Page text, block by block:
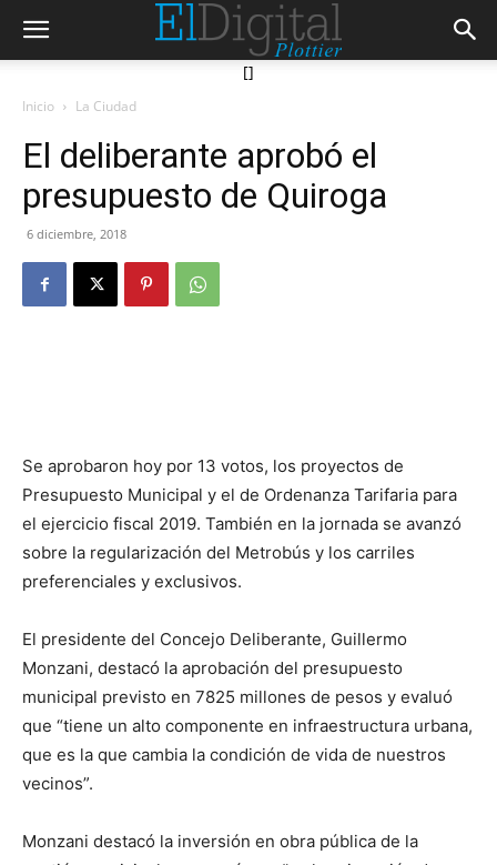
[]
Inicio La Ciudad
El deliberante aprobó el
presupuesto de Quiroga
6 diciembre, 2018
Se aprobaron hoy por 13 votos, los proyectos de
Presupuesto Municipal y el de Ordenanza Tarifaria para
el ejercicio fiscal 2019. También en la jornada se avanzó
sobre la regularización del Metrobús y los carriles
preferenciales y exclusivos.
El presidente del Concejo Deliberante, Guillermo
Monzani, destacó la aprobación del presupuesto
municipal previsto en 7825 millones de pesos y evaluó
que “tiene un alto componente en infraestructura urbana,
que es la que cambia la condición de vida de nuestros
vecinos”.
Monzani destacó la inversión en obra pública de la